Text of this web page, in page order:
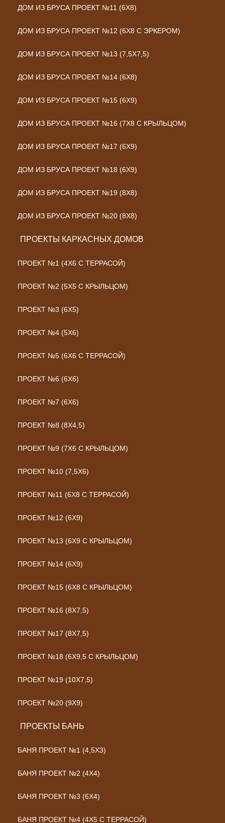
ДОМ ИЗ БРУСА ПРОЕКТ №11 (6Х8)
ДОМ ИЗ БРУСА ПРОЕКТ №12 (6Х8 С ЭРКЕРОМ)
ДОМ ИЗ БРУСА ПРОЕКТ №13 (7,5Х7,5)
ДОМ ИЗ БРУСА ПРОЕКТ №14 (6Х8)
ДОМ ИЗ БРУСА ПРОЕКТ №15 (6Х9)
ДОМ ИЗ БРУСА ПРОЕКТ №16 (7Х8 С КРЫЛЬЦОМ)
ДОМ ИЗ БРУСА ПРОЕКТ №17 (6Х9)
ДОМ ИЗ БРУСА ПРОЕКТ №18 (6Х9)
ДОМ ИЗ БРУСА ПРОЕКТ №19 (8Х8)
ДОМ ИЗ БРУСА ПРОЕКТ №20 (8Х8)
ПРОЕКТЫ КАРКАСНЫХ ДОМОВ
ПРОЕКТ №1 (4Х6 С ТЕРРАСОЙ)
ПРОЕКТ №2 (5Х5 С КРЫЛЬЦОМ)
ПРОЕКТ №3 (6Х5)
ПРОЕКТ №4 (5Х6)
ПРОЕКТ №5 (6Х6 С ТЕРРАСОЙ)
ПРОЕКТ №6 (6Х6)
ПРОЕКТ №7 (6Х6)
ПРОЕКТ №8 (8Х4,5)
ПРОЕКТ №9 (7Х6 С КРЫЛЬЦОМ)
ПРОЕКТ №10 (7,5Х6)
ПРОЕКТ №11 (6Х8 С ТЕРРАСОЙ)
ПРОЕКТ №12 (6Х9)
ПРОЕКТ №13 (6Х9 С КРЫЛЬЦОМ)
ПРОЕКТ №14 (6Х9)
ПРОЕКТ №15 (6Х8 С КРЫЛЬЦОМ)
ПРОЕКТ №16 (8Х7,5)
ПРОЕКТ №17 (8Х7,5)
ПРОЕКТ №18 (6Х9,5 С КРЫЛЬЦОМ)
ПРОЕКТ №19 (10Х7,5)
ПРОЕКТ №20 (9Х9)
ПРОЕКТЫ БАНЬ
БАНЯ ПРОЕКТ №1 (4,5X3)
БАНЯ ПРОЕКТ №2 (4X4)
БАНЯ ПРОЕКТ №3 (6X4)
БАНЯ ПРОЕКТ №4 (4Х5 С ТЕРРАСОЙ)